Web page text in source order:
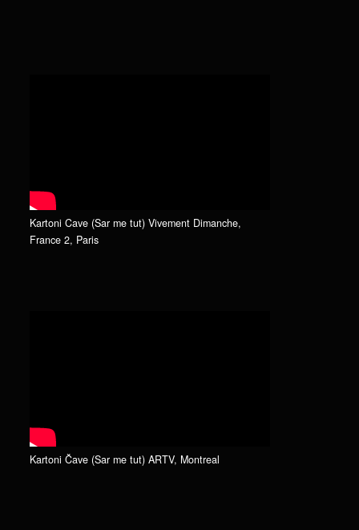
Kartoni Cave (Sar me tut) Vivement Dimanche,
France 2, Paris
Kartoni Čave (Sar me tut) ARTV, Montreal